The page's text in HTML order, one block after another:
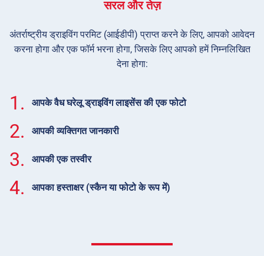
सरल और तेज़
अंतर्राष्ट्रीय ड्राइविंग परमिट (आईडीपी) प्राप्त करने के लिए, आपको आवेदन
करना होगा और एक फॉर्म भरना होगा, जिसके लिए आपको हमें निम्नलिखित
देना होगा:
1. आपके वैध घरेलू ड्राइविंग लाइसेंस की एक फोटो
2. आपकी व्यक्तिगत जानकारी
3. आपकी एक तस्वीर
4. आपका हस्ताक्षर (स्कैन या फोटो के रूप में)